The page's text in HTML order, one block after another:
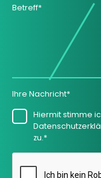
Betreff*
Ihre Nachricht*
Hiermit stimme
zu.*